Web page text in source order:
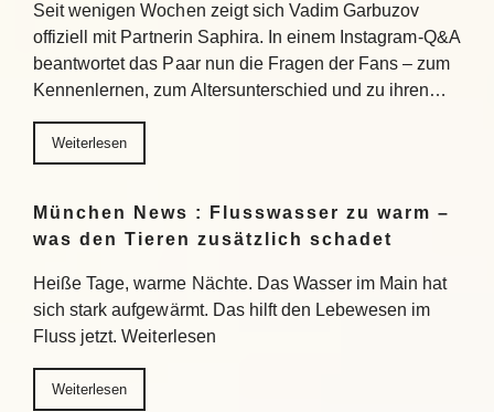
Seit wenigen Wochen zeigt sich Vadim Garbuzov
offiziell mit Partnerin Saphira. In einem Instagram-Q&A
beantwortet das Paar nun die Fragen der Fans – zum
Kennenlernen, zum Altersunterschied und zu ihren…
Weiterlesen
München News : Flusswasser zu warm –
was den Tieren zusätzlich schadet
Heiße Tage, warme Nächte. Das Wasser im Main hat
sich stark aufgewärmt. Das hilft den Lebewesen im
Fluss jetzt. Weiterlesen
Weiterlesen